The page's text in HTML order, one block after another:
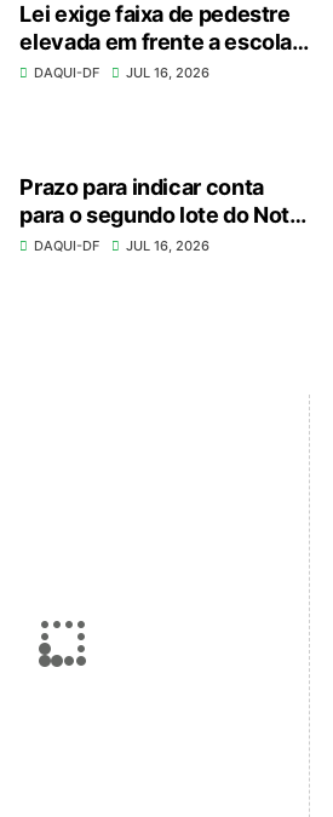
Lei exige faixa de pedestre
elevada em frente a escolas
e unidades de saúde
DAQUI-DF JUL 16, 2026
Prazo para indicar conta
para o segundo lote do Nota
Legal vai até dia 20
DAQUI-DF JUL 16, 2026